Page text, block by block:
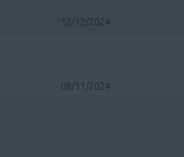
12/12/2024
08/11/2024